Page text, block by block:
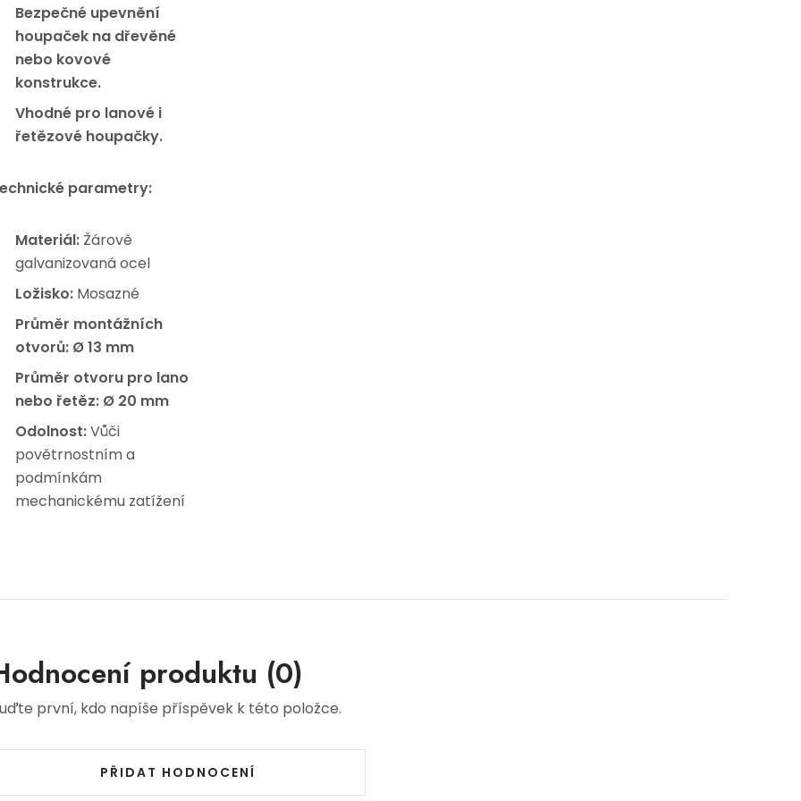
Bezpečné upevnění
houpaček na dřevěné
nebo kovové
konstrukce.
Vhodné pro lanové i
řetězové houpačky.
parametry:
Materiál: Žárově
galvanizovaná ocel
Ložisko: Mosazné
Průměr montážních
otvorů: Ø 13 mm
Průměr otvoru pro lano
nebo řetěz: Ø 20 mm
Odolnost:Vůči
povětrnostním a
podmínkám
mechanickému zatížení
produktu (0)
první, kdo napíše příspěvek k této položce.
PŘIDAT HODNOCENÍ